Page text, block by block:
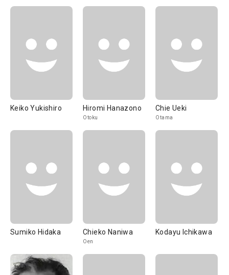
Keiko Yukishiro Hiromi Hanazono
Otoku
Chie Ueki
Otama
Sumiko Hidaka Chieko Naniwa
Oen
Kodayu Ichikawa